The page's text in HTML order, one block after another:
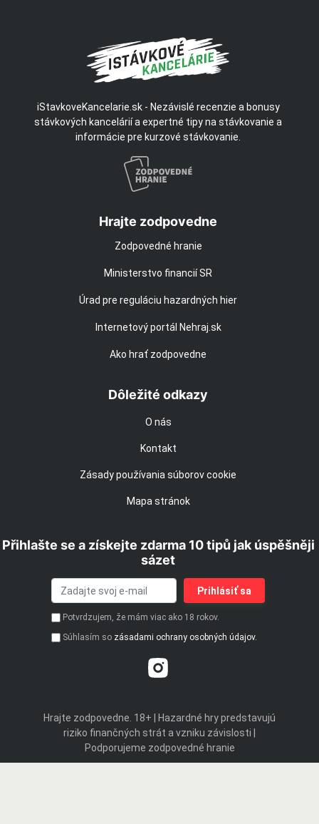
iStavkoveKancelarie.sk - Nezávislé recenzie a bonusy
stávkových kancelárií a expertné tipy na stávkovanie a
informácie pre kurzové stávkovanie.
Hrajte zodpovedne
Zodpovedné hranie
Ministerstvo financií SR
Úrad pre reguláciu hazardných hier
Internetový portál Nehraj.sk
Ako hrať zodpovedne
Dôležité odkazy
O nás
Kontakt
Zásady používania súborov cookie
Mapa stránok
Přihlašte se a získejte zdarma 10 tipů jak úspěšněji
sázet
Potvrdzujem, že mám viac ako 18 rokov.
Súhlasím so zásadami ochrany osobných údajov.
Hrajte zodpovedne. 18+ | Hazardné hry predstavujú
riziko finančných strát a vzniku závislosti |
Podporujeme zodpovedné hranie